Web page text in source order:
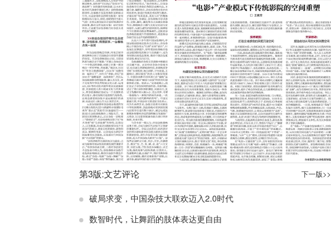
第3版:文艺评论 下一版>>
破局求变，中国杂技大联欢迈入2.0时代
数智时代，让舞蹈的肢体表达更自由